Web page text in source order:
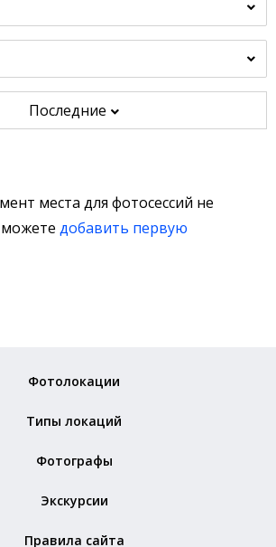
Последние
места для фотосессий не
добавить первую
Фотолокации
Типы локаций
Фотографы
Экскурсии
Правила сайта